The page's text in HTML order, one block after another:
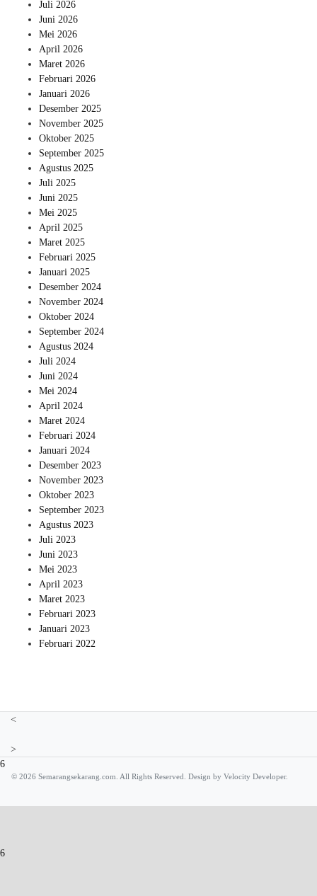
Juli 2026
Juni 2026
Mei 2026
April 2026
Maret 2026
Februari 2026
Januari 2026
Desember 2025
November 2025
Oktober 2025
September 2025
Agustus 2025
Juli 2025
Juni 2025
Mei 2025
April 2025
Maret 2025
Februari 2025
Januari 2025
Desember 2024
November 2024
Oktober 2024
September 2024
Agustus 2024
Juli 2024
Juni 2024
Mei 2024
April 2024
Maret 2024
Februari 2024
Januari 2024
Desember 2023
November 2023
Oktober 2023
September 2023
Agustus 2023
Juli 2023
Juni 2023
Mei 2023
April 2023
Maret 2023
Februari 2023
Januari 2023
Februari 2022
<
>
© 2026 Semarangsekarang.com. All Rights Reserved. Design by Velocity Developer.